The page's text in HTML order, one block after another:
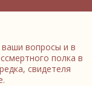
вопросы и в
полка в
свидетеля